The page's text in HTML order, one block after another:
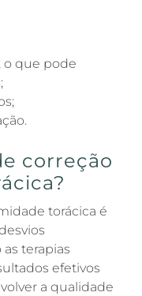
o que pode
correção
torácica é
terapias
efetivos
a qualidade